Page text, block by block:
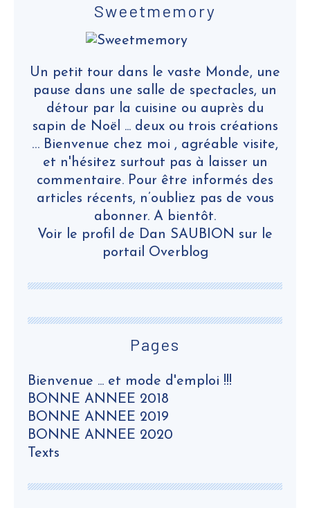
Pages
Bienvenue ... et mode d'emploi !!!
BONNE ANNEE 2018
BONNE ANNEE 2019
BONNE ANNEE 2020
Texts
Sweetmemory
Un petit tour dans le vaste Monde, une
pause dans une salle de spectacles, un
détour par la cuisine ou auprès du
sapin de Noël ... deux ou trois créations
… Bienvenue chez moi , agréable visite,
et n'hésitez surtout pas à laisser un
commentaire. Pour être informés des
articles récents, n’oubliez pas de vous
abonner. A bientôt.
Voir le profil de Dan SAUBION sur le
portail Overblog